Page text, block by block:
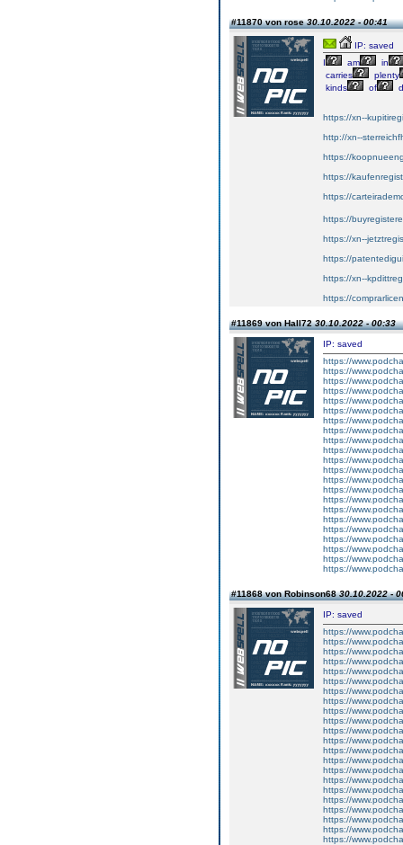
#11870 von rose30.10.2022 - 00:41
IP: saved
I
am
in
carries
plenty
kinds
of
https://xn--
http://xn--
https://
https://
https://
https://
https://xn--
https://
https://xn--
https://
#11869 von Hall7230.10.2022 - 00:33
IP: saved
https://
https://
https://
https://
https://
https://
https://
https://
https://
https://
https://
https://
https://
https://
https://
https://
https://
https://
https://
https://
https://
https://
#11868 von Robinson6830.10.2022 -
IP: saved
https://
https://
https://
https://
https://
https://
https://
https://
https://
https://
https://
https://
https://
https://
https://
https://
https://
https://
https://
https://
https://
https://